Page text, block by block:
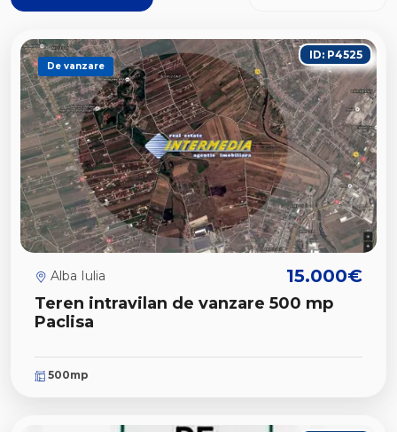
De vanzare
Teren intravilan de vanzare 500 mp
Paclisa
Alba Iulia 15.000€
500mp
ID: P4525